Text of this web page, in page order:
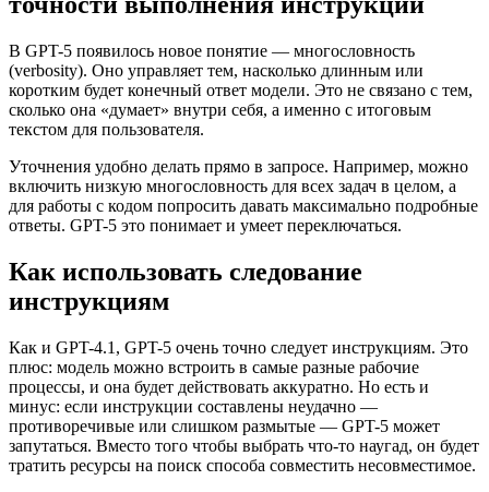
В GPT-5 появилось новое понятие — многословность
(verbosity). Оно управляет тем, насколько длинным или
коротким будет конечный ответ модели. Это не связано с тем,
сколько она «думает» внутри себя, а именно с итоговым
текстом для пользователя.
Уточнения удобно делать прямо в запросе. Например, можно
включить низкую многословность для всех задач в целом, а
для работы с кодом попросить давать максимально подробные
ответы. GPT-5 это понимает и умеет переключаться.
Как использовать следование
инструкциям
Как и GPT-4.1, GPT-5 очень точно следует инструкциям. Это
плюс: модель можно встроить в самые разные рабочие
процессы, и она будет действовать аккуратно. Но есть и
минус: если инструкции составлены неудачно —
противоречивые или слишком размытые — GPT-5 может
запутаться. Вместо того чтобы выбрать что-то наугад, он будет
тратить ресурсы на поиск способа совместить несовместимое.